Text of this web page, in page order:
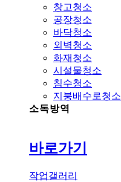
창고청소
공장청소
바닥청소
외벽청소
화재청소
시설물청소
침수청소
지붕배수로청소
소독방역
바로가기
작업갤러리